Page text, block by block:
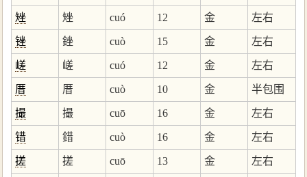
矬 矬 cuó 12 金 左右
锉 銼 cuò 15 金 左右
嵯 嵯 cuó 12 金 左右
厝 厝 cuò 10 金 半包围
撮 撮 cuō 16 金 左右
错 錯 cuò 16 金 左右
搓 搓 cuō 13 金 左右